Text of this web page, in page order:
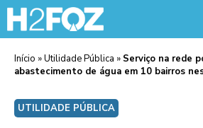
Início »Utilidade Pública » Serviço na rede
abastecimento de água em 10 bairros
UTILIDADE PÚBLICA